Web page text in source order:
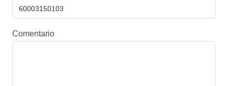
Comentario